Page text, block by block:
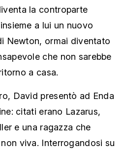
la controparte
a lui un nuovo
Newton, ormai diventato
che non sarebbe
a casa.
David presentò ad Enda
citati erano Lazarus,
e una ragazza che
viva. Interrogandosi su